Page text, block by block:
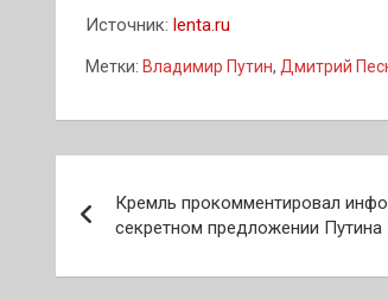
Источник: lenta.ru
Метки: Владимир Путин, Дмитрий
по
записям
Кремль прокомментировал
секретном предложении Путина